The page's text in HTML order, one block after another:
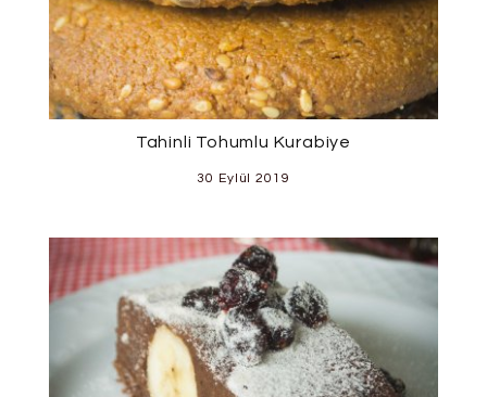
Tahinli Tohumlu Kurabiye
30 Eylül 2019